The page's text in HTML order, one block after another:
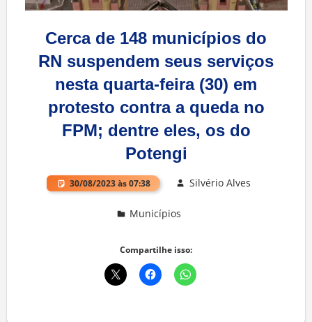
Cerca de 148 municípios do
RN suspendem seus serviços
nesta quarta-feira (30) em
protesto contra a queda no
FPM; dentre eles, os do
Potengi
30/08/2023 às 07:38 Silvério Alves
Municípios
Compartilhe isso: